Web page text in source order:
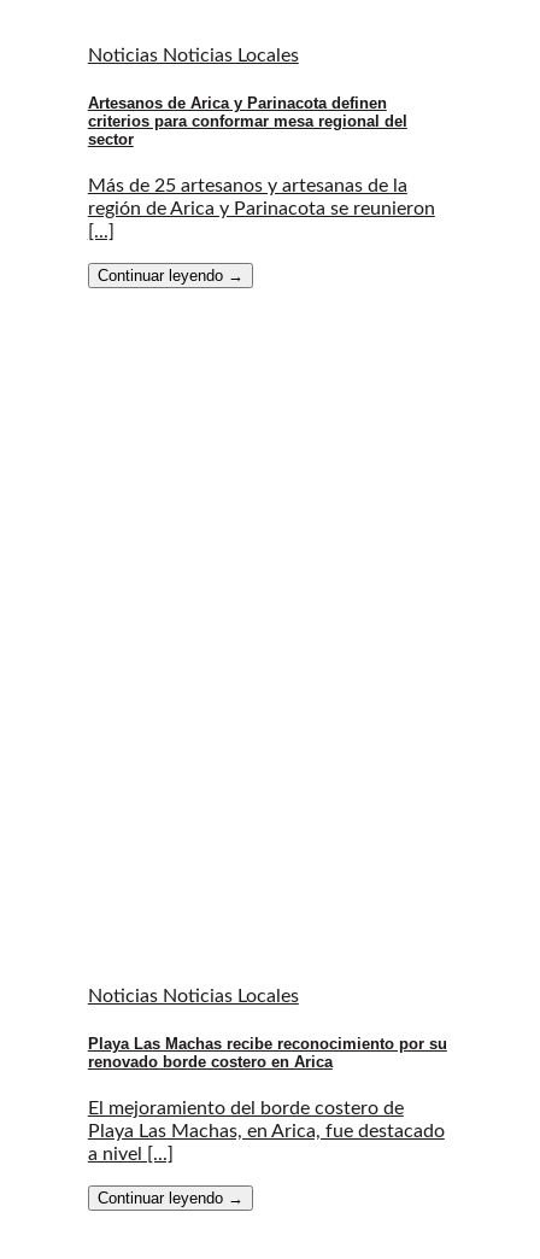
Noticias Noticias Locales
Artesanos de Arica y Parinacota definen
criterios para conformar mesa regional del
sector
Más de 25 artesanos y artesanas de la
región de Arica y Parinacota se reunieron
[...]
Continuar leyendo →
Noticias Noticias Locales
Playa Las Machas recibe reconocimiento por su
renovado borde costero en Arica
El mejoramiento del borde costero de
Playa Las Machas, en Arica, fue destacado
a nivel [...]
Continuar leyendo →